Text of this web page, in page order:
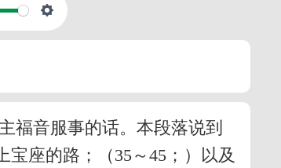
福音服事的话。本段落说到
座的路；（35～45；）以及